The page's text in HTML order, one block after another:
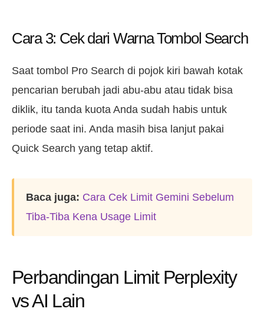
Cara 3: Cek dari Warna Tombol Search
Saat tombol Pro Search di pojok kiri bawah kotak
pencarian berubah jadi abu-abu atau tidak bisa
diklik, itu tanda kuota Anda sudah habis untuk
periode saat ini. Anda masih bisa lanjut pakai
Quick Search yang tetap aktif.
Baca juga: Cara Cek Limit Gemini Sebelum
Tiba-Tiba Kena Usage Limit
Perbandingan Limit Perplexity
vs AI Lain